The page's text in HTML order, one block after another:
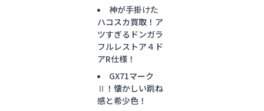
神が手掛けた
ハコスカ買取！ア
ツすぎるドンガラ
フルレストア４ド
アR仕様！
GX71マーク
Ⅱ！懐かしい跳ね
感と希少色！